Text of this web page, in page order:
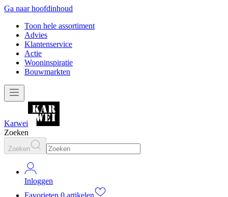
Ga naar hoofdinhoud
Toon hele assortiment
Advies
Klantenservice
Actie
Wooninspiratie
Bouwmarkten
Karwei
Zoeken
Zoeken
Inloggen
Favorieten,0 artikelen